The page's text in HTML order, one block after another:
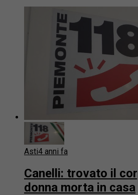
Asti4 anni fa
Canelli: trovato il
donna morta in casa